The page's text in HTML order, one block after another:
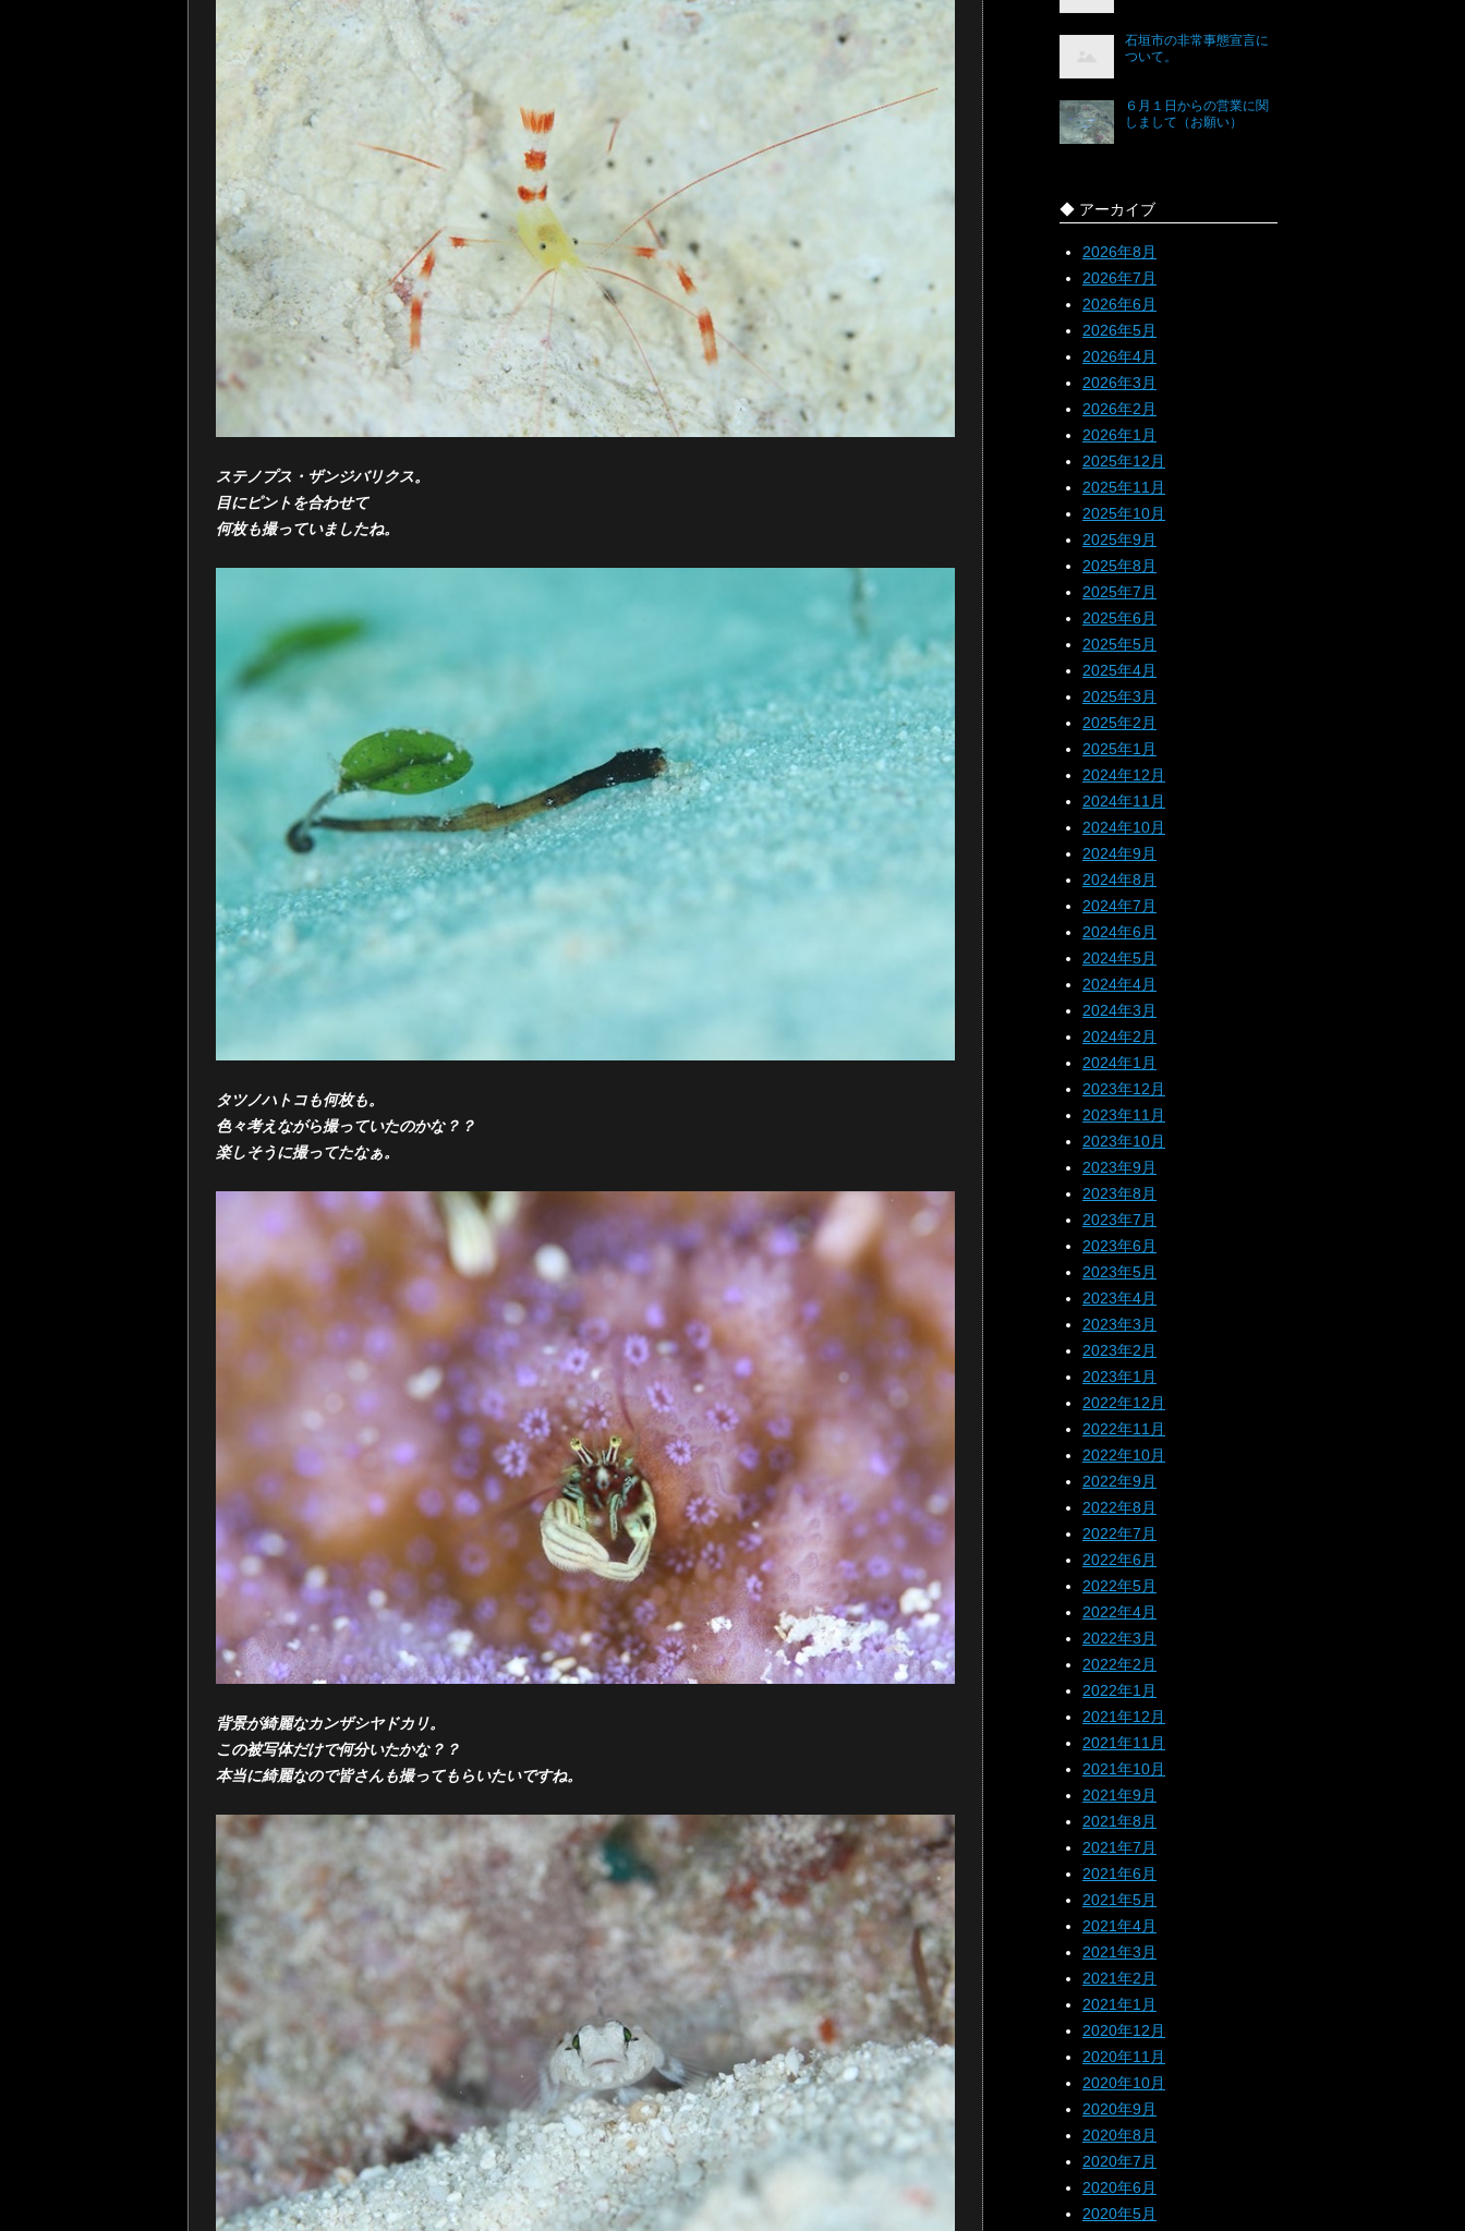
ステノプス・ザンジバリクス。
目にピントを合わせて
何枚も撮っていましたね。
タツノハトコも何枚も。
色々考えながら撮っていたのかな？？
楽しそうに撮ってたなぁ。
背景が綺麗なカンザシヤドカリ。
この被写体だけで何分いたかな？？
本当に綺麗なので皆さんも撮ってもらいたいですね。
石垣市の非常事態宣言に
ついて。
６月１日からの営業に関
しまして（お願い）
◆ アーカイブ
2026年8月
2026年7月
2026年6月
2026年5月
2026年4月
2026年3月
2026年2月
2026年1月
2025年12月
2025年11月
2025年10月
2025年9月
2025年8月
2025年7月
2025年6月
2025年5月
2025年4月
2025年3月
2025年2月
2025年1月
2024年12月
2024年11月
2024年10月
2024年9月
2024年8月
2024年7月
2024年6月
2024年5月
2024年4月
2024年3月
2024年2月
2024年1月
2023年12月
2023年11月
2023年10月
2023年9月
2023年8月
2023年7月
2023年6月
2023年5月
2023年4月
2023年3月
2023年2月
2023年1月
2022年12月
2022年11月
2022年10月
2022年9月
2022年8月
2022年7月
2022年6月
2022年5月
2022年4月
2022年3月
2022年2月
2022年1月
2021年12月
2021年11月
2021年10月
2021年9月
2021年8月
2021年7月
2021年6月
2021年5月
2021年4月
2021年3月
2021年2月
2021年1月
2020年12月
2020年11月
2020年10月
2020年9月
2020年8月
2020年7月
2020年6月
2020年5月